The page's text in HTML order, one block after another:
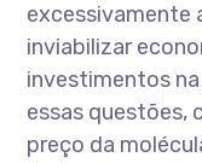
excessivamente
inviabilizar
investimentos
essas questões,
preço da